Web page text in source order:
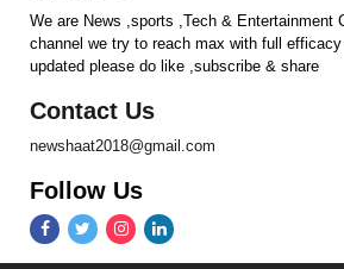
We are News ,sports ,Tech & Entertainment
channel we try to reach max with full
updated please do like ,subscribe & share
Contact Us
newshaat2018@gmail.com
Follow Us